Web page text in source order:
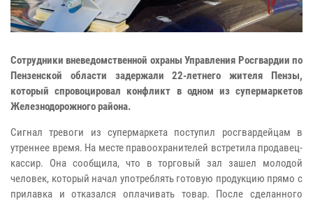
Сотрудники вневедомственной охраны Управления Росгвардии по
Пензенской области задержали 22-летнего жителя Пензы,
который спровоцировал конфликт в одном из супермаркетов
Железнодорожного района.
Сигнал тревоги из супермаркета поступил росгвардейцам в
утреннее время. На месте правоохранителей встретила продавец-
кассир. Она сообщила, что в торговый зал зашел молодой
человек, который начал употреблять готовую продукцию прямо с
прилавка и отказался оплачивать товар. После сделанного